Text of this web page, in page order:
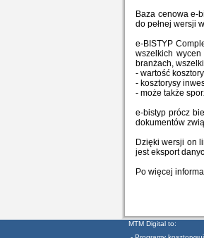
Baza cenowa e-
do pełnej wersji
e-BISTYP
wszelkich
branżach,
- wartość
- kosztorysy
- może także
e-bistyp prócz
dokumentów
Dzięki wersji on
jest eksport
Po więcej
MTM Digital to: